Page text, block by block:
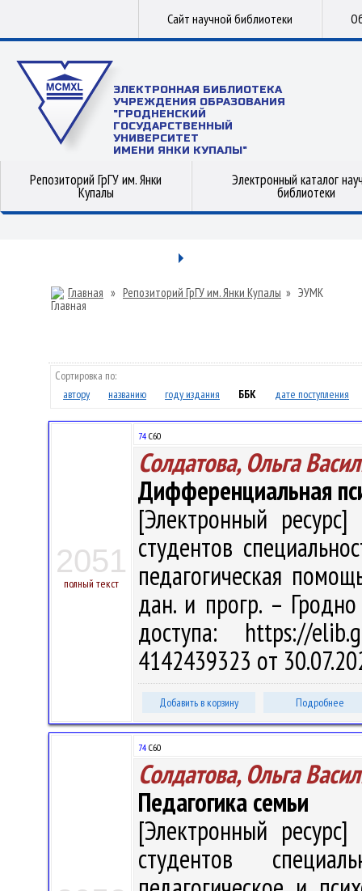
Сайт научной библиотеки
ЭЛЕКТРОННАЯ БИБЛИОТЕКА
УЧРЕЖДЕНИЯ ОБРАЗОВАНИЯ
"ГРОДНЕНСКИЙ
ГОСУДАРСТВЕННЫЙ
УНИВЕРСИТЕТ
ИМЕНИ ЯНКИ КУПАЛЫ"
Репозиторий ГрГУ им. Янки
Купалы
Электронный каталог
библиотеки
Главная » Репозиторий ГрГУ им. Янки Купалы » ЭУМК
Сортировка по:
автору
названию году издания ББК дате поступления
2051
полный текст
74 С60
Солдатова, Ольга
Дифференциальная
[Электронный
студентов
педагогическая
дан. и прогр. –
доступа: https://
4142439323 от
Добавить в корзину Подробнее
74 С60
Солдатова, Ольга
Педагогика семьи
[Электронный
студентов